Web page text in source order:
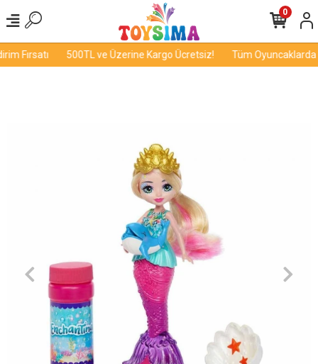
Fırsatı 500TL ve Üzerine Kargo Ücretsiz! Tüm Oyuncaklarda
0